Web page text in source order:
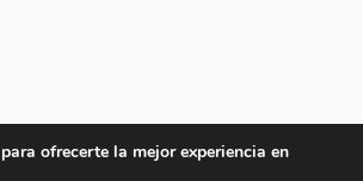
ofrecerte la mejor experiencia en